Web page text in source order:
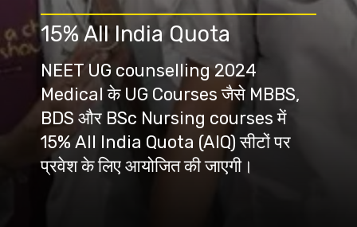
NEET UG counselling 2024
Medical के UG Courses जैसे MBBS,
BDS और BSc Nursing courses में
15% All India Quota (AIQ) सीटों पर
प्रवेश के लिए आयोजित की जाएगी।
15% All India Quota